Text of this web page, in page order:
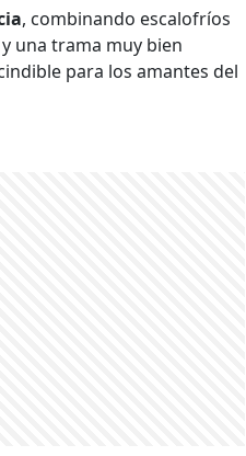
, combinando escalofríos
una trama muy bien
para los amantes del